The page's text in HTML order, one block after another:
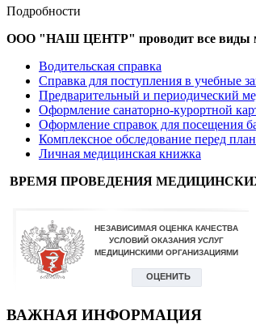
Подробности
ООО "НАШ ЦЕНТР" проводит все виды
Водительская справка
Справка для поступления в учебные
Предварительный и периодический
Оформление санаторно-курортной
Оформление справок для посещения
Комплексное обследование перед
Личная медицинская книжка
ВРЕМЯ ПРОВЕДЕНИЯ МЕДИЦИНСКИХ
ВАЖНАЯ ИНФОРМАЦИЯ